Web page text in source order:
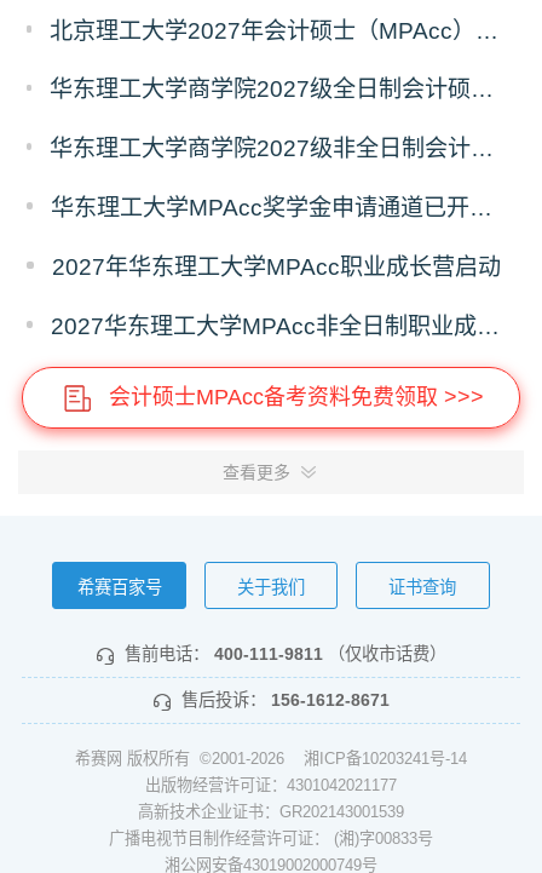
北京理工大学2027年会计硕士（MPAcc）招生说明（专业代码：125300）
华东理工大学商学院2027级全日制会计硕士（MPAcc）奖助学金方案
华东理工大学商学院2027级非全日制会计硕士（MPAcc）奖学金方案
华东理工大学MPAcc奖学金申请通道已开启，抢先占位！
2027年华东理工大学MPAcc职业成长营启动
2027华东理工大学MPAcc非全日制职业成长营7月专场开放报名！
会计硕士MPAcc备考资料免费领取 >>>
查看更多
希赛百家号 关于我们 证书查询
售前电话： 400-111-9811 （仅收市话费）
售后投诉： 156-1612-8671
希赛网 版权所有 ©2001-2026 湘ICP备10203241号-14
出版物经营许可证：4301042021177
高新技术企业证书：GR202143001539
广播电视节目制作经营许可证： (湘)字00833号
湘公网安备43019002000749号